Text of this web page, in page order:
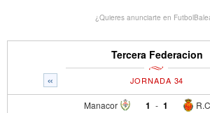
¿Quieres anunciarte en
Tercera Federacion
« JORNADA 34
Manacor 1 - 1